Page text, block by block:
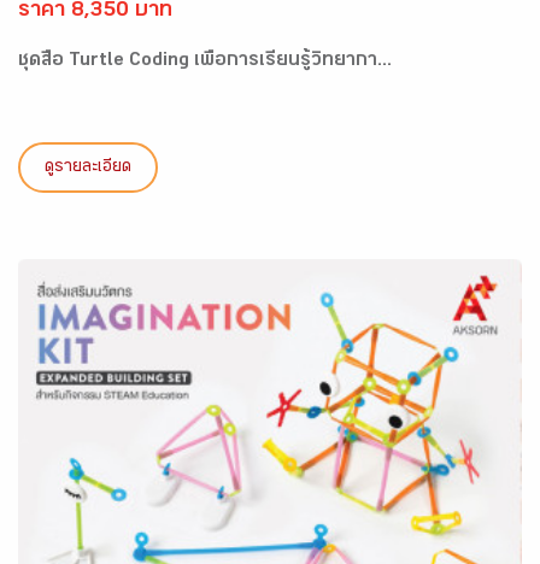
ราคา 8,350 บาท
ชุดสื่อ Turtle Coding เพื่อการเรียนรู้วิทยากา...
ดูรายละเอียด